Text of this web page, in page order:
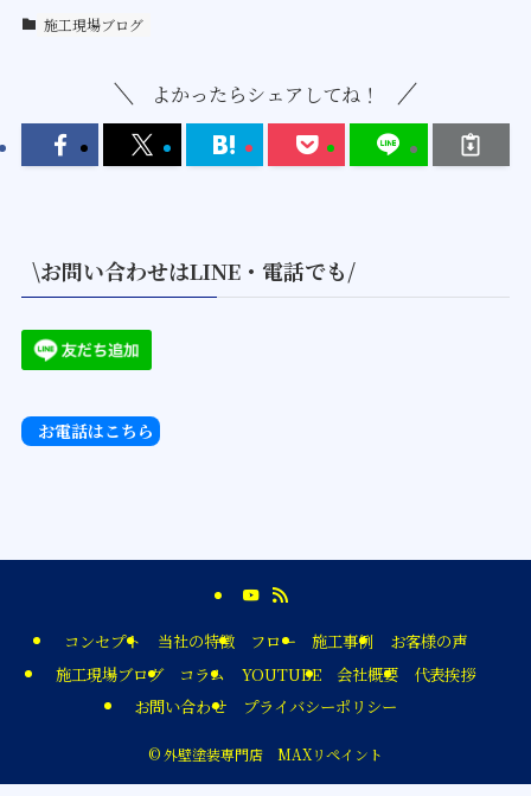
施工現場ブログ
よかったらシェアしてね！
\お問い合わせはLINE・電話でも/
お電話はこちら
コンセプト 当社の特徴 フロー 施工事例
お客様の声
施工現場ブログ
コラム YOUTUBE 会社概要
代表挨拶
お問い合わせ
プライバシーポリシー
©外壁塗装専門店 MAXリペイント